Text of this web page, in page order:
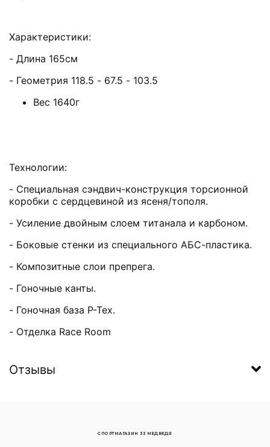
Характеристики:
- Длина 165см
- Геометрия 118.5 - 67.5 - 103.5
Вес 1640г
Технологии:
- Специальная сэндвич-конструкция торсионной
коробки с сердцевиной из ясеня/тополя.
- Усиление двойным слоем титанала и карбоном.
- Боковые стенки из специального АБС-пластика.
- Композитные слои препрега.
- Гоночные канты.
- Гоночная база P-Tex.
- Отделка Race Room
Отзывы
СПОРТМАГАЗИН 33 МЕДВЕДЯ